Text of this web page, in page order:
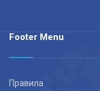
Footer Menu
Правила